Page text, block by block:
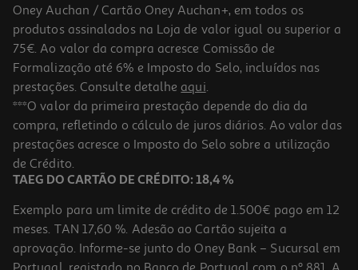
Trotinete Xiaomi Scooter 6 Lite
329.99 €/un
329,99 €
Oney Auchan / Cartão Oney Auchan+, em todos os
produtos assinalados na Loja de valor igual ou superior a
75€. Ao valor da compra acresce Comissão de
Formalização até 6% e Imposto do Selo, incluídos nas
prestações. Consulte detalhe aqui.
***O valor da primeira prestação depende do dia da
compra, refletindo o cálculo de juros diários. Ao valor das
prestações acresce o Imposto do Selo sobre a utilização
de Crédito.
TAEG DO CARTÃO DE CRÉDITO: 18,4 %
Exemplo para um limite de crédito de 1.500€ pago em 12
meses. TAN 17,60 %. Adesão ao Cartão sujeita a
aprovação. Informe-se junto do Oney Bank – Sucursal em